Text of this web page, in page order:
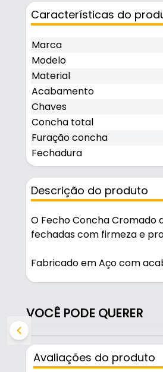
Características do
Marca
Modelo
Material
Acabamento
Chaves
Concha total
Furação concha
Fechadura
Descrição do produto
O Fecho Concha Cromado
fechadas com firmeza e
Fabricado em Aço com
- Marca: Perfil
- Modelo: Fecho Concha
- Acabamento: Cromado
- Chaves: Não
VOCÊ PODE QUERER
Avaliações do produto